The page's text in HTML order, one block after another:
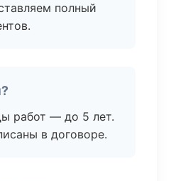
полный
работ — до 5 лет.
в договоре.